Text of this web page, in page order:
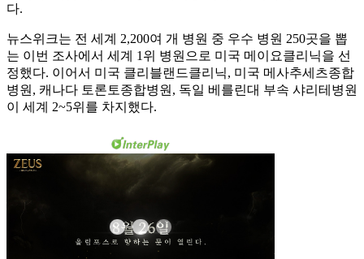
다.
뉴스위크는 전 세계 2,200여 개 병원 중 우수 병원 250곳을 뽑
는 이번 조사에서 세계 1위 병원으로 미국 메이요클리닉을 선
정했다. 이어서 미국 클리블랜드클리닉, 미국 메사추세츠종합
병원, 캐나다 토론토종합병원, 독일 베를린대 부속 샤리테병원
이 세계 2~5위를 차지했다.